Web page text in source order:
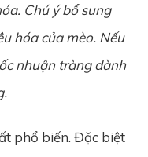
Chú ý bổ sung
hóa của mèo. Nếu
nhuận tràng dành
phổ biến. Đặc biệt